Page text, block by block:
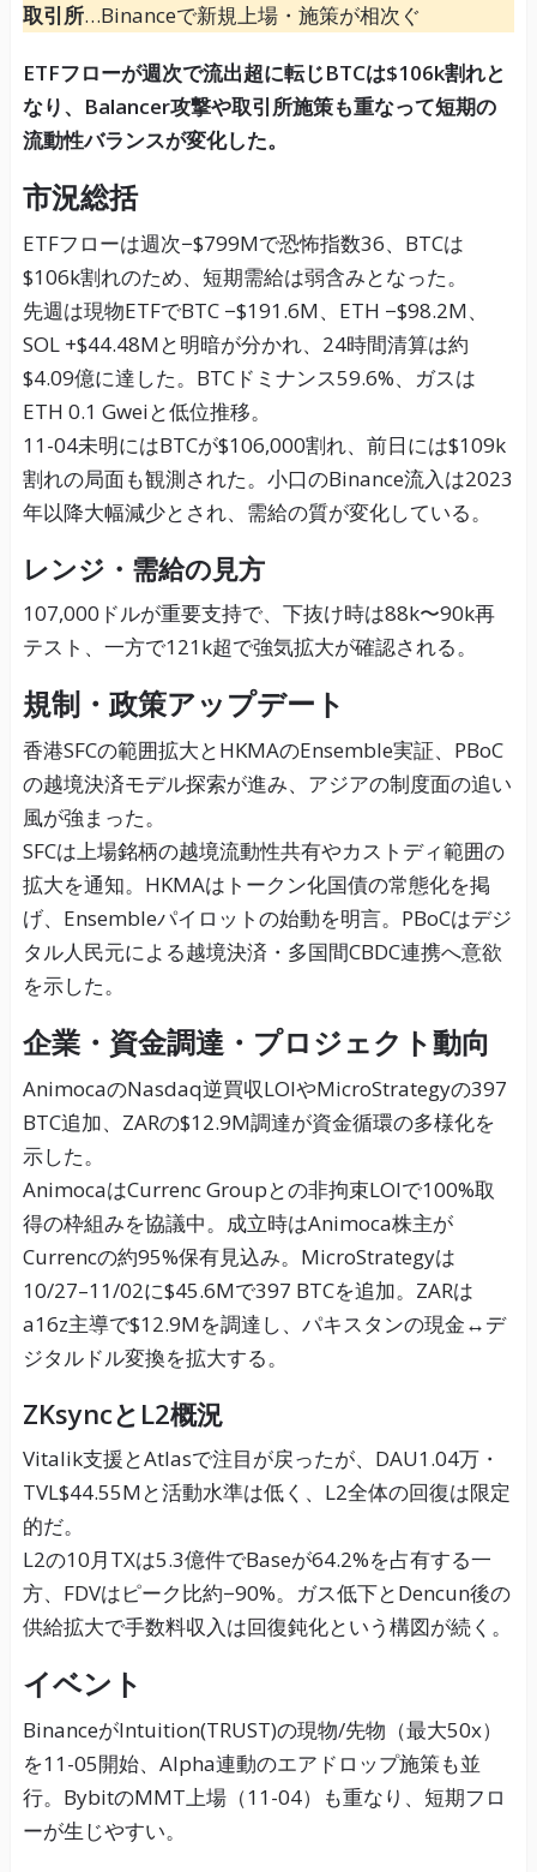
取引所…Binanceで新規上場・施策が相次ぐ
ETFフローが週次で流出超に転じBTCは$106k割れと
なり、Balancer攻撃や取引所施策も重なって短期の
流動性バランスが変化した。
市況総括
ETFフローは週次−$799Mで恐怖指数36、BTCは
$106k割れのため、短期需給は弱含みとなった。
先週は現物ETFでBTC −$191.6M、ETH −$98.2M、
SOL +$44.48Mと明暗が分かれ、24時間清算は約
$4.09億に達した。BTCドミナンス59.6%、ガスは
ETH 0.1 Gweiと低位推移。
11-04未明にはBTCが$106,000割れ、前日には$109k
割れの局面も観測された。小口のBinance流入は2023
年以降大幅減少とされ、需給の質が変化している。
レンジ・需給の見方
107,000ドルが重要支持で、下抜け時は88k〜90k再
テスト、一方で121k超で強気拡大が確認される。
規制・政策アップデート
香港SFCの範囲拡大とHKMAのEnsemble実証、PBoC
の越境決済モデル探索が進み、アジアの制度面の追い
風が強まった。
SFCは上場銘柄の越境流動性共有やカストディ範囲の
拡大を通知。HKMAはトークン化国債の常態化を掲
げ、Ensembleパイロットの始動を明言。PBoCはデジ
タル人民元による越境決済・多国間CBDC連携へ意欲
を示した。
企業・資金調達・プロジェクト動向
AnimocaのNasdaq逆買収LOIやMicroStrategyの397
BTC追加、ZARの$12.9M調達が資金循環の多様化を
示した。
AnimocaはCurrenc Groupとの非拘束LOIで100%取
得の枠組みを協議中。成立時はAnimoca株主が
Currencの約95%保有見込み。MicroStrategyは
10/27–11/02に$45.6Mで397 BTCを追加。ZARは
a16z主導で$12.9Mを調達し、パキスタンの現金↔デ
ジタルドル変換を拡大する。
ZKsyncとL2概況
Vitalik支援とAtlasで注目が戻ったが、DAU1.04万・
TVL$44.55Mと活動水準は低く、L2全体の回復は限定
的だ。
L2の10月TXは5.3億件でBaseが64.2%を占有する一
方、FDVはピーク比約−90%。ガス低下とDencun後の
供給拡大で手数料収入は回復鈍化という構図が続く。
イベント
BinanceがIntuition(TRUST)の現物/先物（最大50x）
を11-05開始、Alpha連動のエアドロップ施策も並
行。BybitのMMT上場（11-04）も重なり、短期フロ
ーが生じやすい。